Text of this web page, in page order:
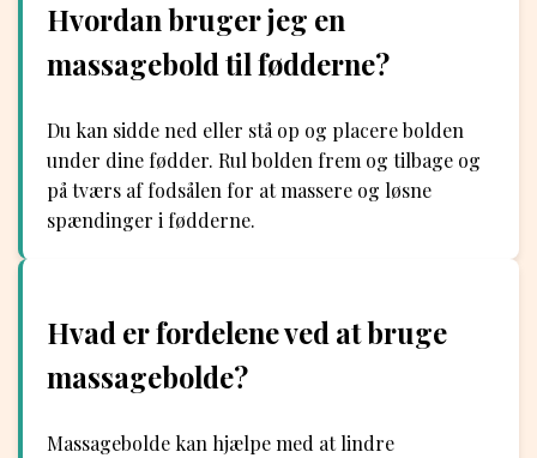
Hvordan bruger jeg en
massagebold til fødderne?
Du kan sidde ned eller stå op og placere bolden
under dine fødder. Rul bolden frem og tilbage og
på tværs af fodsålen for at massere og løsne
spændinger i fødderne.
Hvad er fordelene ved at bruge
massagebolde?
Massagebolde kan hjælpe med at lindre